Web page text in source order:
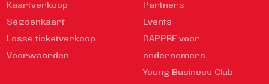
Kaartverkoop
Seizoenkaart
Losse ticketverkoop
Voorwaarden
Partners
Events
DAPPRE voor
ondernemers
Young Business Club